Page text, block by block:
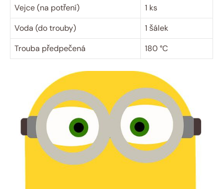
Vejce (na ‌potření)
1 ks
Voda (do​ trouby)
1 šálek
Trouba předpečená
180⁤ °C